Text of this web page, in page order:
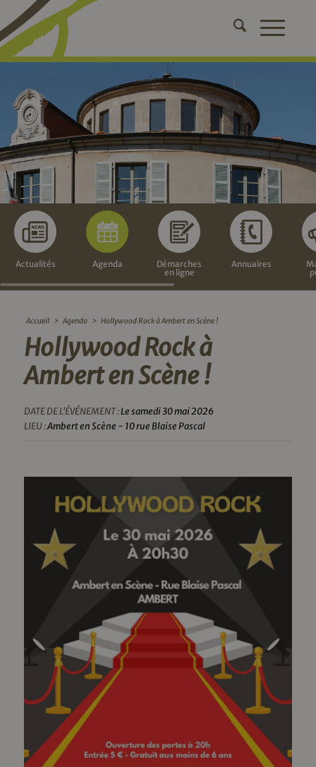
Actualités Agenda
Démarches
en ligne
Annuaires
Accueil > Agenda > Hollywood Rock à Ambert en Scène !
Hollywood Rock à
Ambert en Scène !
DATE DE L'ÉVÉNEMENT :Le samedi 30 mai 2026
LIEU :Ambert en Scène - 10 rue Blaise Pascal